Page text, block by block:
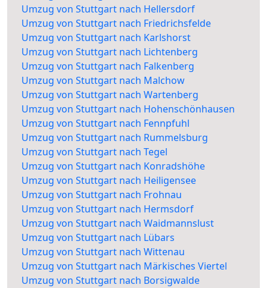
Umzug von Stuttgart nach Hellersdorf
Umzug von Stuttgart nach Friedrichsfelde
Umzug von Stuttgart nach Karlshorst
Umzug von Stuttgart nach Lichtenberg
Umzug von Stuttgart nach Falkenberg
Umzug von Stuttgart nach Malchow
Umzug von Stuttgart nach Wartenberg
Umzug von Stuttgart nach Hohenschönhausen
Umzug von Stuttgart nach Fennpfuhl
Umzug von Stuttgart nach Rummelsburg
Umzug von Stuttgart nach Tegel
Umzug von Stuttgart nach Konradshöhe
Umzug von Stuttgart nach Heiligensee
Umzug von Stuttgart nach Frohnau
Umzug von Stuttgart nach Hermsdorf
Umzug von Stuttgart nach Waidmannslust
Umzug von Stuttgart nach Lübars
Umzug von Stuttgart nach Wittenau
Umzug von Stuttgart nach Märkisches Viertel
Umzug von Stuttgart nach Borsigwalde